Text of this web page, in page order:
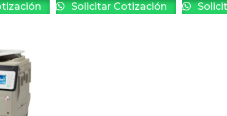
Solicitar Cotización